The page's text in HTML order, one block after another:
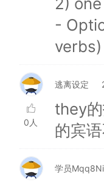
-
0人
逃离设定
they
的宾
学员Mqq8Ni